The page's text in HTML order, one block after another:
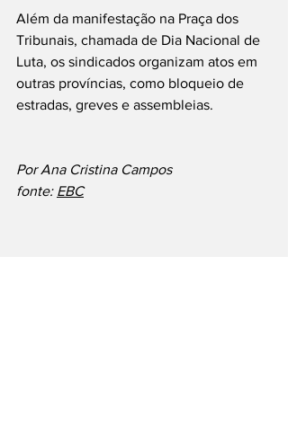
Além da manifestação na Praça dos
Tribunais, chamada de Dia Nacional de
Luta, os sindicados organizam atos em
outras províncias, como bloqueio de
estradas, greves e assembleias.
Por Ana Cristina Campos
fonte: EBC